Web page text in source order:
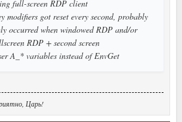
full-screen RDP client
modifiers got reset every second, probably
occurred when windowed RDP and/or
RDP + second screen
A_* variables instead of EnvGet
Царь!